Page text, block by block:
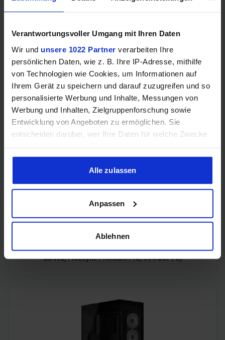
Verantwortungsvoller Umgang mit Ihren Daten
Wir und unsere 1022 Partner verarbeiten Ihre
persönlichen Daten, wie z. B. Ihre IP-Adresse, mithilfe
von Technologien wie Cookies, um Informationen auf
Ihrem Gerät zu speichern und darauf zuzugreifen und so
personalisierte Werbung und Inhalte, Messungen von
Werbung und Inhalten, Zielgruppenforschung sowie
Entwicklung von Angeboten zu ermöglichen. Sie
entscheiden darüber, wer Ihre Daten für welche Zwecke
Cookie-Erklärung oder durch Klicken auf das Privacy
Trigger Symbol ändern oder widerrufen
Informationen über Ihre geografische Lage erfassen,
welche bis auf einige Meter genau sein können
Ihr Gerät durch aktives Scannen nach bestimmten
Erfahren Sie mehr darüber, wie Ihre persönlichen Daten
Wir verwenden Cookies, um Inhalte und Anzeigen zu
personalisieren, Funktionen für soziale Medien anbieten
zu können und die Zugriffe auf unsere Website zu
Alle zulassen
Anpassen
Ablehnen
Samsung Odyssey OLED G6 (240Hz, WQHD, 27", QD-OLED,
FreeSync Premium, 99% DCI-P3)
Acer Predator Ultrawide (240Hz, UWQHD, QD-OLED,
curved, FreeSync Premium Pro, 99% DCI-P3)